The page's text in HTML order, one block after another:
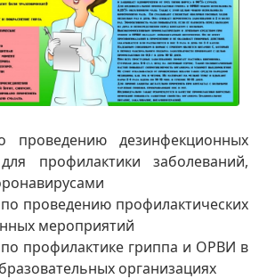
проведению дезинфекционных
профилактики заболеваний,
по проведению профилактических
мероприятий
по профилактике гриппа и ОРВИ в
организациях